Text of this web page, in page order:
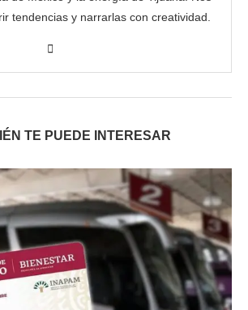
tendencias y narrarlas con creatividad.
TE PUEDE INTERESAR